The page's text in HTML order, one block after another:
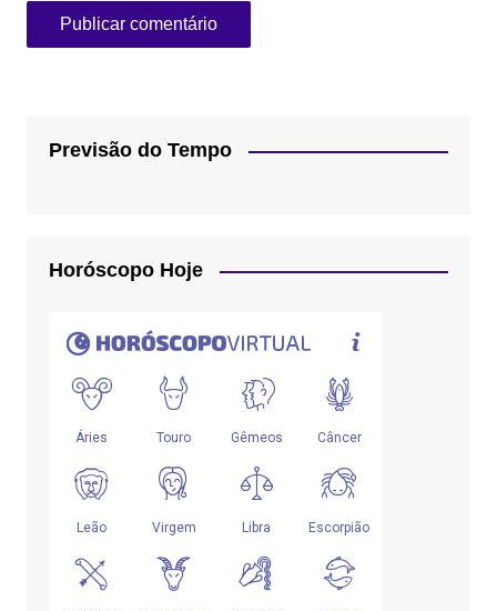
Previsão do Tempo
Horóscopo Hoje